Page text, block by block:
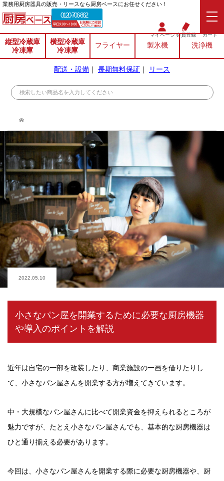
業務⽤厨房器具の販売・リースなら厨房ベースにお任せください！
0120-706-862
マイページ会員登録 カート
縦型冷蔵庫
冷凍庫
横型冷蔵庫
冷凍庫
フライヤー 製氷機 洗浄機
配送・設備 ｜ 長期無料保証 ｜ リース
2022.05.10
小さなパン屋を開業するために必要な厨房機器
や導入のポイントを解説
近年は自宅の一部を改装したり、商業施設の一画を借りたりし
て、小さなパン屋さんを開業する方が増えてきています。
中・大規模なパン屋さんに比べて開業資金を抑えられるところが
魅力ですが、たとえ小さなパン屋さんでも、基本的な厨房機器は
ひと通り揃える必要があります。
今回は、小さなパン屋さんを開業する際に必要な厨房機器や、厨